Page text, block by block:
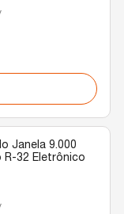
Janela 9.000
R-32 Eletrônico